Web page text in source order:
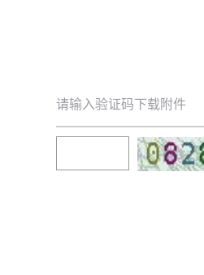
请输入验证码下载附件